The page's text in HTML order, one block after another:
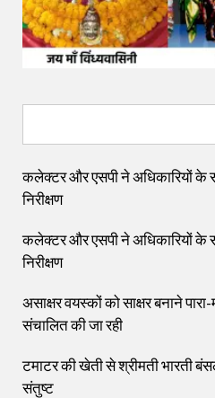
कलेक्टर और एसपी ने अधिकारियों के
निरीक्षण
कलेक्टर और एसपी ने अधिकारियों के
निरीक्षण
असाक्षर वयस्कों को साक्षर बनाने पारा-
संचालित की जा रही
टमाटर की खेती से श्रीमती भारती
संतुष्ट